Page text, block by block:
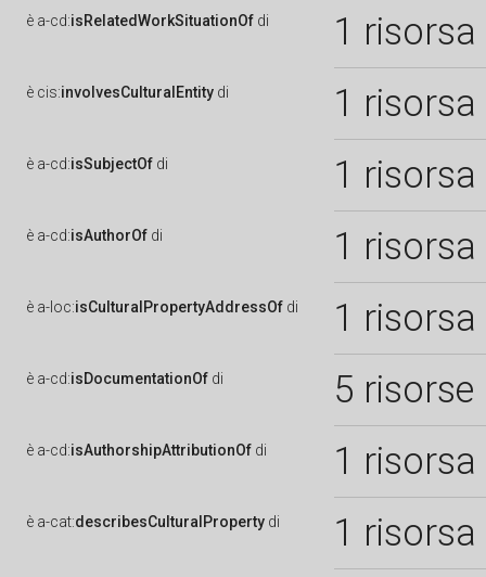
è a-cd:isRelatedWorkSituationOf di 1 risorsa
è cis:involvesCulturalEntity di 1 risorsa
è a-cd:isSubjectOf di 1 risorsa
è a-cd:isAuthorOf di 1 risorsa
è a-loc:isCulturalPropertyAddressOf di 1 risorsa
è a-cd:isDocumentationOf di 5 risorse
è a-cd:isAuthorshipAttributionOf di 1 risorsa
è a-cat:describesCulturalProperty di 1 risorsa